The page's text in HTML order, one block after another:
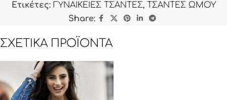
Ετικέτες: ΓΥΝΑΙΚΕΙΕΣ ΤΣΑΝΤΕΣ, ΤΣΑΝΤΕΣ ΩΜΟΥ
Share:
ΣΧΕΤΙΚΆ ΠΡΟΪΌΝΤΑ